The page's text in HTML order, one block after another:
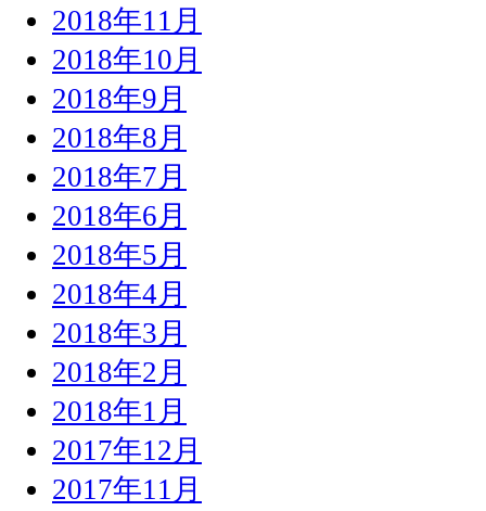
2018年11月
2018年10月
2018年9月
2018年8月
2018年7月
2018年6月
2018年5月
2018年4月
2018年3月
2018年2月
2018年1月
2017年12月
2017年11月